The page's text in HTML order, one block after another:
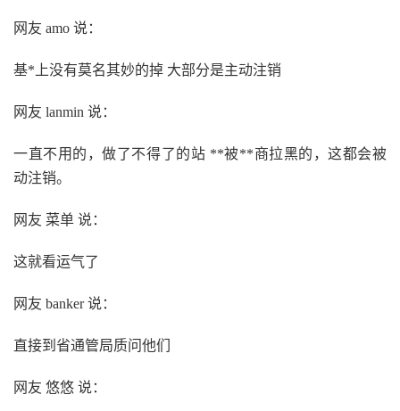
网友 amo 说：
基*上没有莫名其妙的掉 大部分是主动注销
网友 lanmin 说：
一直不用的，做了不得了的站 **被**商拉黑的，这都会被
动注销。
网友 菜单 说：
这就看运气了
网友 banker 说：
直接到省通管局质问他们
网友 悠悠 说：